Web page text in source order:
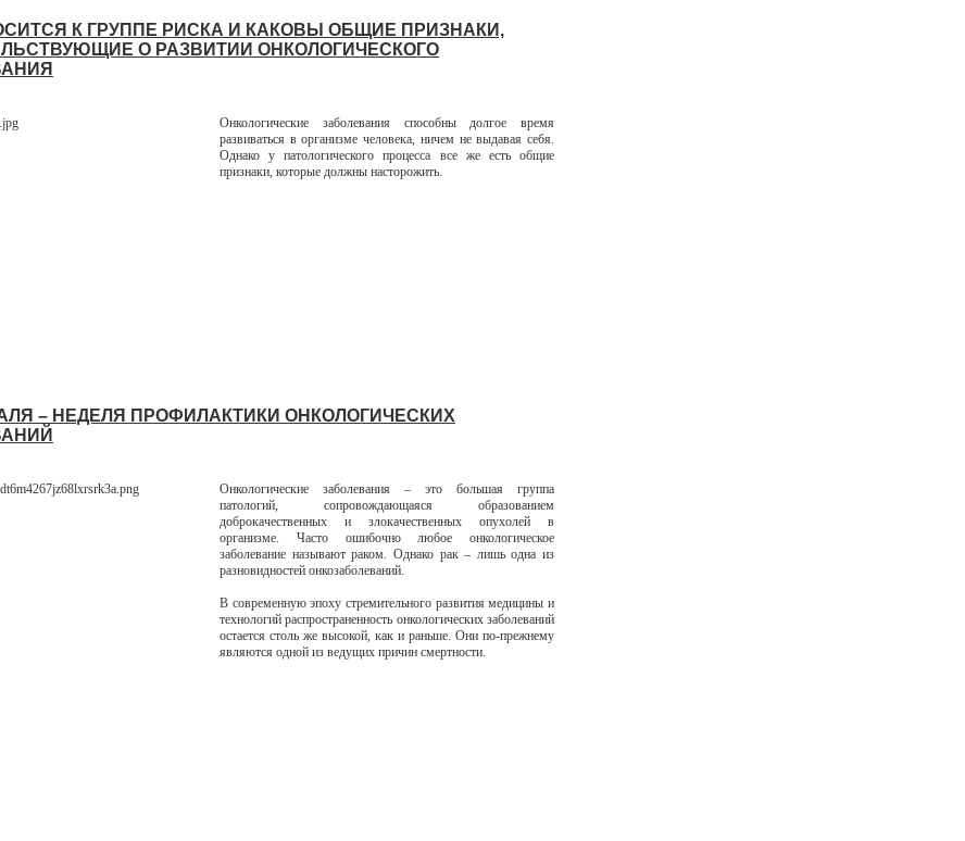
К ГРУППЕ РИСКА И КАКОВЫ ОБЩИЕ ПРИЗНАКИ,
О РАЗВИТИИ ОНКОЛОГИЧЕСКОГО
Онкологические заболевания способны долгое время
развиваться в организме человека, ничем не выдавая себя.
Однако у патологического процесса все же есть общие
признаки, которые должны насторожить.
– НЕДЕЛЯ ПРОФИЛАКТИКИ ОНКОЛОГИЧЕСКИХ
Онкологические заболевания – это большая группа
патологий, сопровождающаяся образованием
доброкачественных и злокачественных опухолей в
организме. Часто ошибочно любое онкологическое
заболевание называют раком. Однако рак – лишь одна из
разновидностей онкозаболеваний.
В современную эпоху стремительного развития медицины и
технологий распространенность онкологических заболеваний
остается столь же высокой, как и раньше. Они по-прежнему
являются одной из ведущих причин смертности.